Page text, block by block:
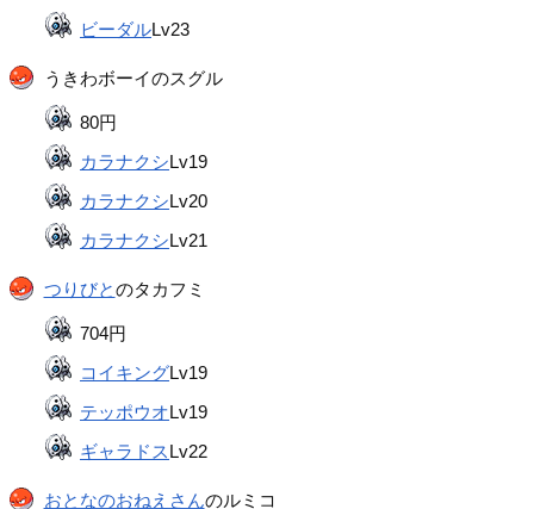
ビーダルLv23
うきわボーイのスグル
80円
カラナクシLv19
カラナクシLv20
カラナクシLv21
つりびとのタカフミ
704円
コイキングLv19
テッポウオLv19
ギャラドスLv22
おとなのおねえさんのルミコ